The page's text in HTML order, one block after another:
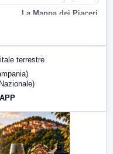
La Mappa dei Piaceri
LabNews (replica)
LabNews (replica)
terrestre
APP